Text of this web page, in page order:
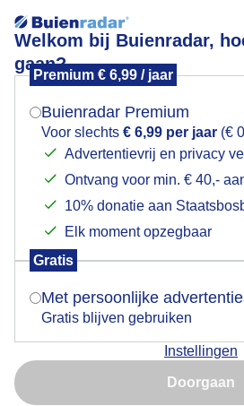
Welkom bij Buienradar,
gaan?
Premium € 6,99 / jaar
Buienradar Premium
Voor slechts € 6,99 per jaar (€
Advertentievrij en privacy
Ontvang voor min. € 40,-
10% donatie aan
Elk moment opzegbaar
Gratis
Met persoonlijke
Gratis blijven gebruiken
Instellingen
Doorgaan
Vrachtschip op Wilhelminakanaal
Door: Toon Boons Gemaakt: 01-05-2025,
Mogen we je locatie
Indien je hier nog geen
verschijnt er zo een pop-up
Is goed, toon de
Nu niet,